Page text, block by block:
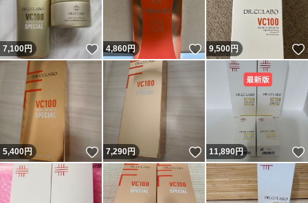
7,100円 いいね！
4,860円 いいね！
9,500円
5,400円 いいね！
7,290円 いいね！
11,890円